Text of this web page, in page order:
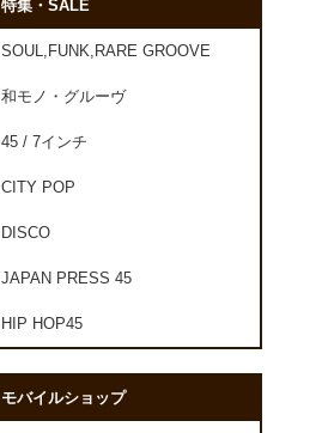
特集・SALE
SOUL,FUNK,RARE GROOVE
和モノ・グルーヴ
45 / 7インチ
CITY POP
DISCO
JAPAN PRESS 45
HIP HOP45
モバイルショップ